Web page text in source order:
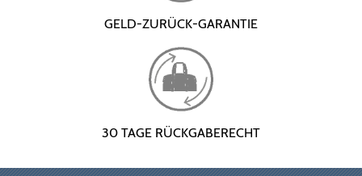
GELD-ZURÜCK-GARANTIE
30 TAGE RÜCKGABERECHT